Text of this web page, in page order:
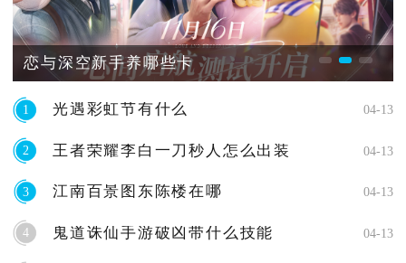
恋与深空新手养哪些卡
1 光遇彩虹节有什么 04-13
2 王者荣耀李白一刀秒人怎么出装 04-13
3 江南百景图东陈楼在哪 04-13
4 鬼道诛仙手游破凶带什么技能 04-13